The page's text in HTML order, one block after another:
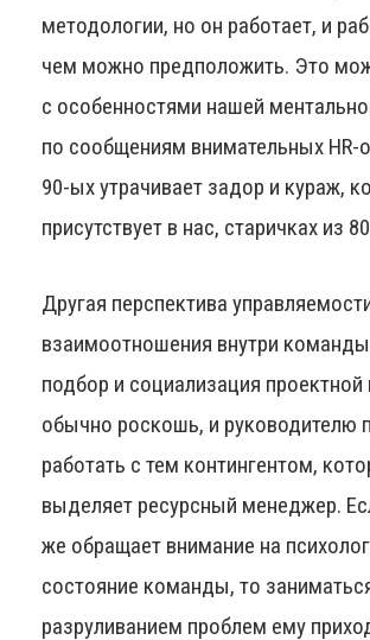
методологии, но он работает, и
чем можно предположить. Это
с особенностями нашей
по сообщениям внимательных HR-
90-ых утрачивает задор и кураж,
присутствует в нас, старичках из
Другая перспектива
взаимоотношения внутри
подбор и социализация проектной
обычно роскошь, и руководителю
работать с тем контингентом,
выделяет ресурсный менеджер.
же обращает внимание на
состояние команды, то
разруливанием проблем ему